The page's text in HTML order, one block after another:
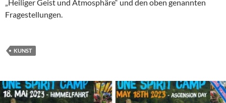
„Heiliger Geist und Atmosphäre“ und den oben genannten
Fragestellungen.
KUNST